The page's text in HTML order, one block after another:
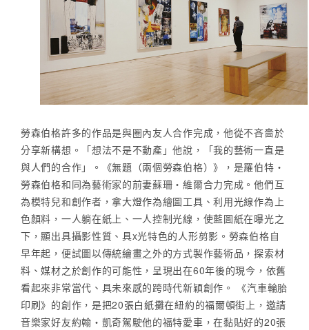
勞森伯格許多的作品是與圈內友人合作完成，他從不吝嗇於
分享新構想。「想法不是不動產」他說，「我的藝術一直是
與人們的合作」。《無題（兩個勞森伯格）》，是羅伯特‧
勞森伯格和同為藝術家的前妻蘇珊‧維爾合力完成。他們互
為模特兒和創作者，拿大燈作為繪圖工具、利用光線作為上
色顏料，一人躺在紙上、一人控制光線，使藍圖紙在曝光之
下，顯出具攝影性質、具x光特色的人形剪影。勞森伯格自
早年起，便試圖以傳統繪畫之外的方式製作藝術品，探索材
料、媒材之於創作的可能性，呈現出在60年後的現今，依舊
看起來非常當代、具未來感的跨時代新穎創作。 《汽車輪胎
印刷》的創作，是把20張白紙攤在紐約的福爾頓街上，邀請
音樂家好友約翰‧凱奇駕駛他的福特愛車，在黏貼好的20張